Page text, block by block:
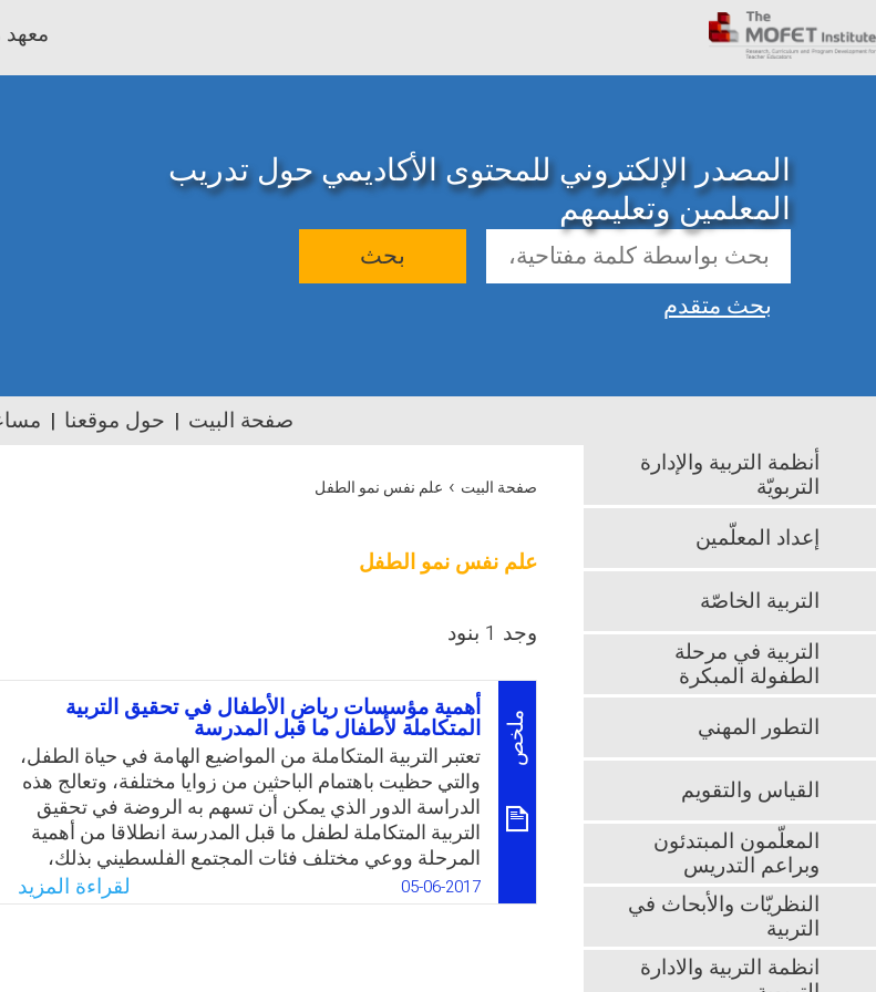
معهد
المصدر الإلكتروني للمحتوى الأكاديمي حول تدريب
المعلمين وتعليمهم
بحث
بحث متقدم
صفحة البيت حول موقعنا
صفحة البيت › علم نفس نمو الطفل
علم نفس نمو الطفل
وجد 1 بنود
ملخص
أهمية مؤسسات رياض الأطفال في تحقيق التربية
المتكاملة لأطفال ما قبل المدرسة
تعتبر التربية المتكاملة من المواضيع الهامة في حياة الطفل،
والتي حظيت باهتمام الباحثين من زوايا مختلفة، وتعالج هذه
الدراسة الدور الذي يمكن أن تسهم به الروضة في تحقيق
التربية المتكاملة لطفل ما قبل المدرسة انطلاقا من أهمية
المرحلة ووعي مختلف فئات المجتمع الفلسطيني بذلك،
وما يمكن لها أن تجنيه من فوائد، وعليه ازدادت نسبة
الالتحاق بتلك المؤسسات، وأمام هذا الإقبال المتزايد على
05-06-2017 لقراءة المزيد
أنظمة التربية والإدارة
التربويّة
إعداد المعلّمين
التربية الخاصّة
التربية في مرحلة
الطفولة المبكرة
التطور المهني
القياس والتقويم
المعلّمون المبتدئون
وبراعم التدريس
النظريّات والأبحاث في
التربية
انظمة التربية والادارة